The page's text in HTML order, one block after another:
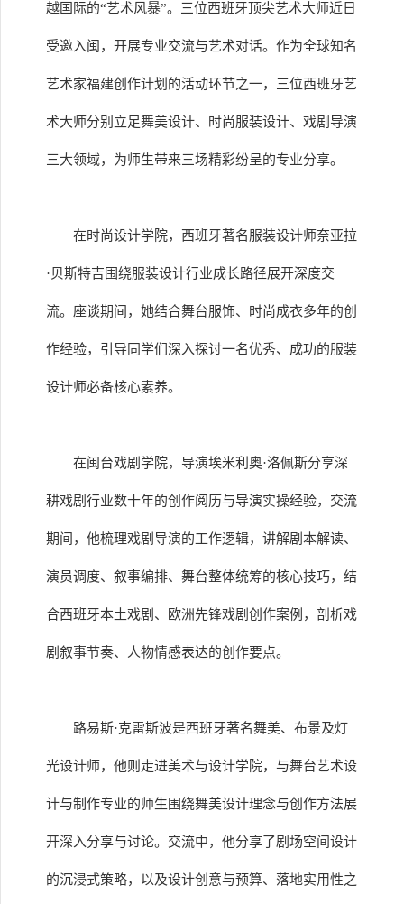
越国际的“艺术风暴”。三位西班牙顶尖艺术大师近日
受邀入闽，开展专业交流与艺术对话。作为全球知名
艺术家福建创作计划的活动环节之一，三位西班牙艺
术大师分别立足舞美设计、时尚服装设计、戏剧导演
三大领域，为师生带来三场精彩纷呈的专业分享。
在时尚设计学院，西班牙著名服装设计师奈亚拉
·贝斯特吉围绕服装设计行业成长路径展开深度交
流。座谈期间，她结合舞台服饰、时尚成衣多年的创
作经验，引导同学们深入探讨一名优秀、成功的服装
设计师必备核心素养。
在闽台戏剧学院，导演埃米利奥·洛佩斯分享深
耕戏剧行业数十年的创作阅历与导演实操经验，交流
期间，他梳理戏剧导演的工作逻辑，讲解剧本解读、
演员调度、叙事编排、舞台整体统筹的核心技巧，结
合西班牙本土戏剧、欧洲先锋戏剧创作案例，剖析戏
剧叙事节奏、人物情感表达的创作要点。
路易斯·克雷斯波是西班牙著名舞美、布景及灯
光设计师，他则走进美术与设计学院，与舞台艺术设
计与制作专业的师生围绕舞美设计理念与创作方法展
开深入分享与讨论。交流中，他分享了剧场空间设计
的沉浸式策略，以及设计创意与预算、落地实用性之